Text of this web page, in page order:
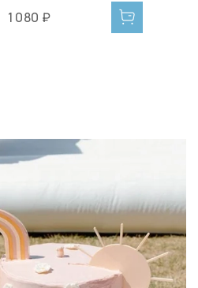
1 080 ₽